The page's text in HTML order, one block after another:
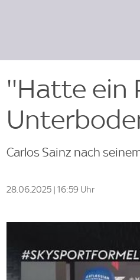
''Hatte ein
Carlos Sainz nach
28.06.2025 | 16:59 Uhr